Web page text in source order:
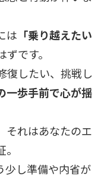
は 「乗り越えたい
ずです。
復したい、挑戦し
一歩手前で心が揺
それはあなたのエ
少し準備や内省が